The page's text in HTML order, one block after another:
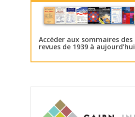
Accéder aux sommaires des
revues de 1939 à aujourd’hui